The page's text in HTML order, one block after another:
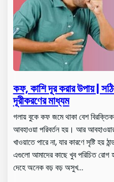
কফ, কাশি দূর করার উপায় |
দূরীকরণের মাধ্যম
গলায় বুকে কফ জমে থাকা বেশ
আবহাওয়া পরিবর্তন হয়। আর
খাওয়াতে পারে না, যার কারণে সৃষ্টি হয়
এগুলো আমাদের কাছে খুব পরিচিত রোগ
দেহে অনেক বড় বড় অসুখ…